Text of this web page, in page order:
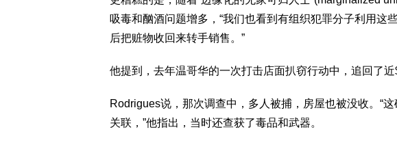
吸毒和酗酒问题增多，“我们也看到有组织犯罪分子利用这
后把赃物收回来转手销售。”
他提到，去年温哥华的一次打击店面扒窃行动中，追回了近
Rodrigues说，那次调查中，多人被捕，房屋也被没收。“
关联，”他指出，当时还查获了毒品和武器。